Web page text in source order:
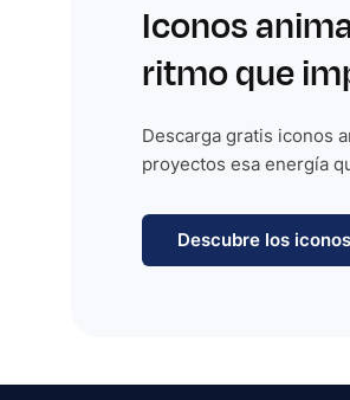
Iconos
ritmo que
Descarga gratis iconos
proyectos esa energía
Descubre los